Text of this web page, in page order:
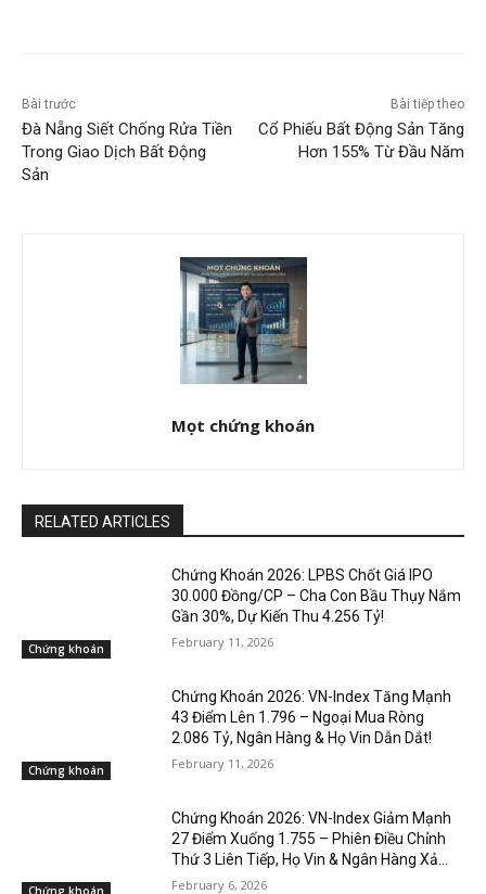
Bài trước
Đà Nẵng Siết Chống Rửa Tiền
Trong Giao Dịch Bất Động
Sản
Bài tiếp theo
Cổ Phiếu Bất Động Sản Tăng
Hơn 155% Từ Đầu Năm
Mọt chứng khoán
RELATED ARTICLES
Chứng khoán
Chứng Khoán 2026: LPBS Chốt Giá IPO
30.000 Đồng/CP – Cha Con Bầu Thụy Nắm
Gần 30%, Dự Kiến Thu 4.256 Tỷ!
February 11, 2026
Chứng khoán
Chứng Khoán 2026: VN-Index Tăng Mạnh
43 Điểm Lên 1.796 – Ngoại Mua Ròng
2.086 Tỷ, Ngân Hàng & Họ Vin Dẫn Dắt!
February 11, 2026
Chứng Khoán 2026: VN-Index Giảm Mạnh
27 Điểm Xuống 1.755 – Phiên Điều Chỉnh
Thứ 3 Liên Tiếp, Họ Vin & Ngân Hàng Xả...
February 6, 2026